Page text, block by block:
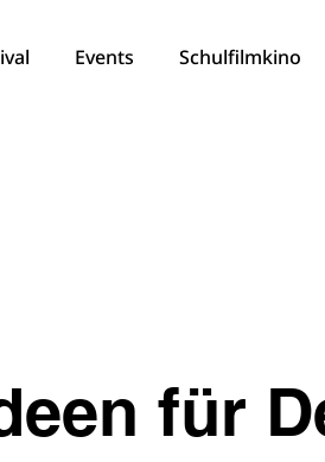
Events Schulfilmkino
für